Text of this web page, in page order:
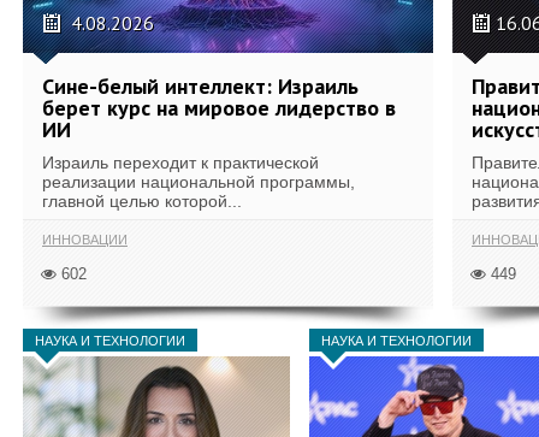
4.08.2026
Сине-белый интеллект: Израиль
берет курс на мировое лидерство в
ИИ
Израиль переходит к практической
реализации национальной программы,
главной целью которой...
ИННОВАЦИИ
602 449
НАУКА И ТЕХНОЛОГИИ НАУКА И ТЕХНОЛОГИИ